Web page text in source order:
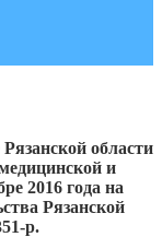
области
и
2016года на
Рязанской
р.